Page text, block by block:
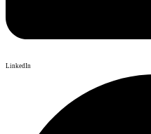
LinkedIn